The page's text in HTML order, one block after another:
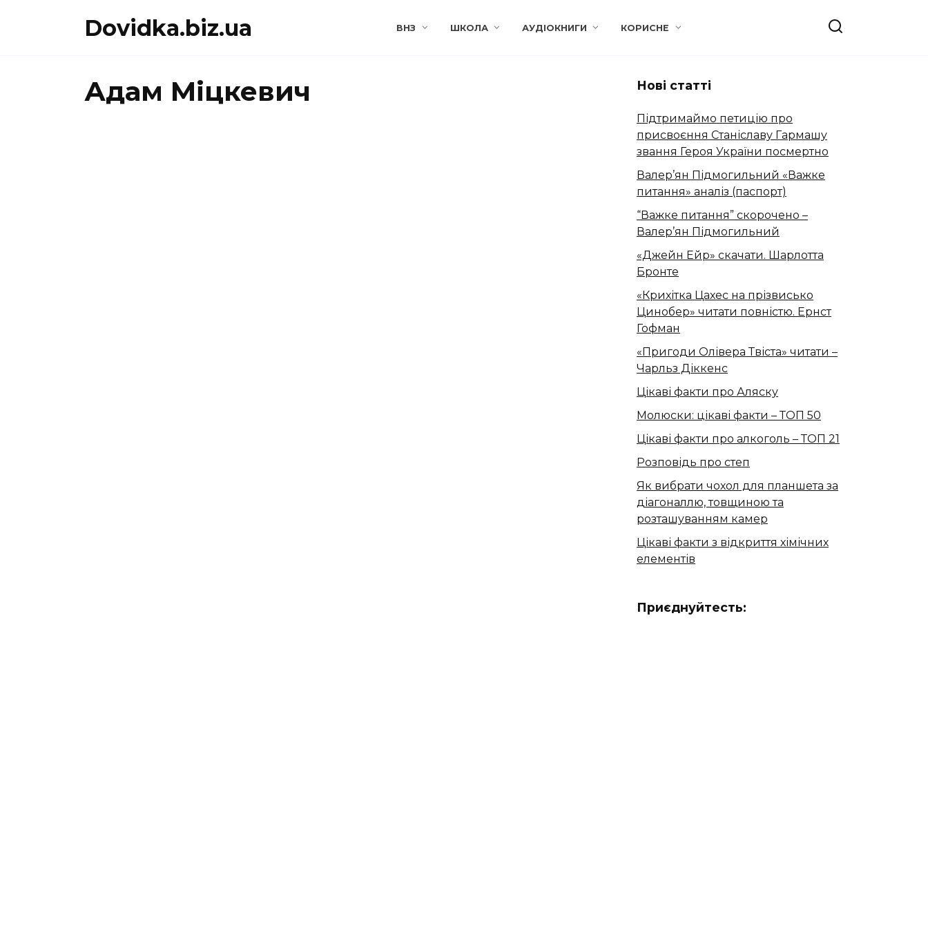
Dovidka.biz.ua ВНЗ ШКОЛА АУДІОКНИГИ КОРИСНЕ
Адам Міцкевич Нові статті
Підтримаймо петицію про
присвоєння Станіславу Гармашу
звання Героя України посмертно
Валер’ян Підмогильний «Важке
питання» аналіз (паспорт)
“Важке питання” скорочено –
Валер’ян Підмогильний
«Джейн Ейр» скачати. Шарлотта
Бронте
«Крихітка Цахес на прізвисько
Цинобер» читати повністю. Ернст
Гофман
«Пригоди Олівера Твіста» читати –
Чарльз Діккенс
Цікаві факти про Аляску
Молюски: цікаві факти – ТОП 50
Цікаві факти про алкоголь – ТОП 21
Розповідь про степ
Як вибрати чохол для планшета за
діагоналлю, товщиною та
розташуванням камер
Цікаві факти з відкриття хімічних
елементів
Приєднуйтесть: